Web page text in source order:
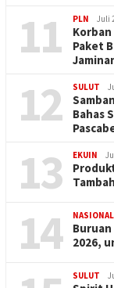
11 PLN Juli
Paket
12 SULUT
Bahas
13 EKUIN
14 NASIONAL
2026,
SULUT